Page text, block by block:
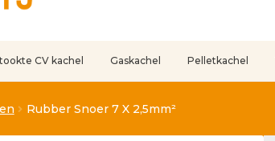
CV kachel Gaskachel Pelletkachel
Rubber Snoer 7 X 2,5mm²